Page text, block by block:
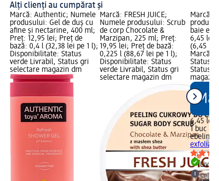
Alți clienți au cumpărat și
Marcă: Authentic; Numele
produsului: Gel de duș cu
afine și nectarine, 400 ml;
Preț: 12,95 lei; Preț de
bază: 0,4 l (32,38 lei pe 1 l);
Disponibilitate: Status
verde Livrabil, Status gri
selectare magazin dm
Marcă: FRESH JUICE;
Numele produsului: Scrub
de corp Chocolate &
Marzipan, 225 ml; Preț:
19,95 lei; Preț de bază:
0,225 l (88,67 lei pe 1 l);
Disponibilitate: Status
verde Livrabil, Status gri
selectare magazin dm
Marcă:
baie
6,45 lei;
(6,45 lei
Marcă
Status
Status
6,45 lei
1 buc
ebelin